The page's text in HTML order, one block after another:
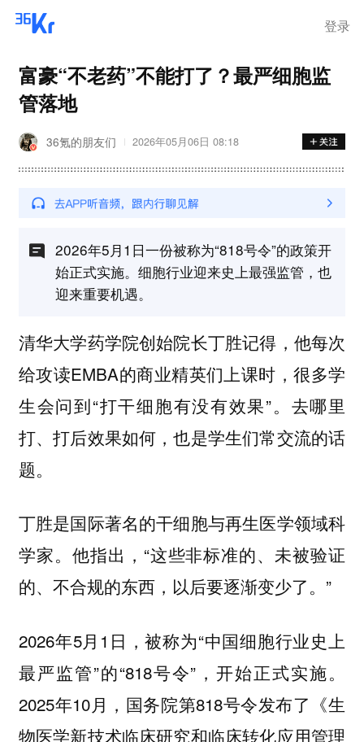
登录
富豪“不老药”不能打了？最严细胞监
管落地
36氪的朋友们 2026年05月06日 08:18
2026年5月1日一份被称为“818号令”的政策开
始正式实施。细胞行业迎来史上最强监管，也
迎来重要机遇。
清华大学药学院创始院长丁胜记得，他每次
给攻读EMBA的商业精英们上课时，很多学
生会问到“打干细胞有没有效果”。去哪里
打、打后效果如何，也是学生们常交流的话
题。
丁胜是国际著名的干细胞与再生医学领域科
学家。他指出，“这些非标准的、未被验证
的、不合规的东西，以后要逐渐变少了。”
2026年5月1日，被称为“中国细胞行业史上
最严监管”的“818号令”，开始正式实施。
2025年10月，国务院第818号令发布了《生
物医学新技术临床研究和临床转化应用管理